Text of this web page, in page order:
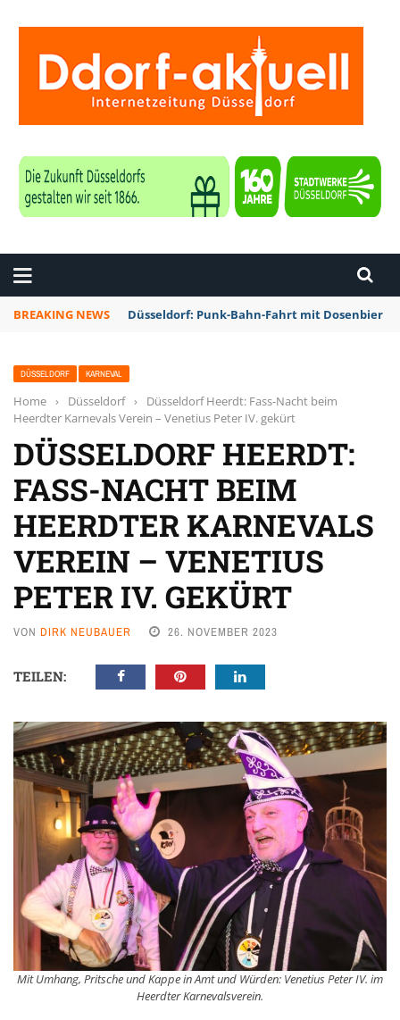
BREAKING NEWS Düsseldorf: Punk-Bahn-Fahrt mit Dosenbier
DÜSSELDORF KARNEVAL
Home › Düsseldorf ›
Düsseldorf Heerdt: Fass-Nacht beim
Heerdter Karnevals Verein – Venetius Peter IV. gekürt
DÜSSELDORF HEERDT:
FASS-NACHT BEIM
HEERDTER KARNEVALS
VEREIN – VENETIUS
PETER IV. GEKÜRT
VON DIRK NEUBAUER 26. NOVEMBER 2023
TEILEN:
Mit Umhang, Pritsche und Kappe in Amt und Würden: Venetius Peter IV. im
Heerdter Karnevalsverein.